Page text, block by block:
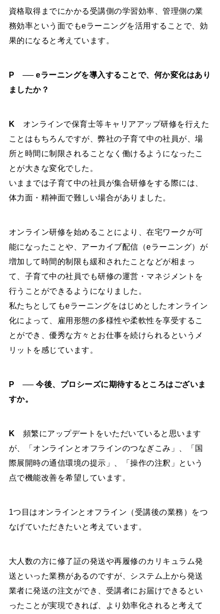
資格取得までにかかる受講側の学習効率、管理側の業
務効率という面でもeラーニングを活用することで、効
果的になると考えています。
P ── eラーニングを導入することで、何か変化はあり
ましたか？
K オンラインで保育士等キャリアアップ研修を行えた
ことはもちろんですが、弊社の子育て中の社員が、場
所と時間に制限されることなく働けるようになったこ
とが大きな変化でした。
いままでは子育て中の社員が集合研修をする際には、
体力面・精神面で難しい場合がありました。
オンライン研修を始めることにより、在宅ワークが可
能になったことや、アーカイブ配信（eラーニング）が
増加して時間的制限も緩和されたことなどが相まっ
て、子育て中の社員でも研修の運営・マネジメントを
行うことができるようになりました。
私たちとしてもeラーニングをはじめとしたオンライン
化によって、雇用形態の多様性や柔軟性を享受するこ
とができ、優秀な方々とお仕事を続けられるというメ
リットを感じています。
P ── 今後、プロシーズに期待するところはございま
すか。
K 頻繁にアップデートをいただいていると思います
が、「オンラインとオフラインのつなぎこみ」、「国
際展開時の通信環境の提示」、「操作の注釈」という
点で機能改善を希望しています。
1つ目はオンラインとオフライン（受講後の業務）をつ
なげていただきたいと考えています。
大人数の方に修了証の発送や再履修のカリキュラム発
送といった業務があるのですが、システム上から発送
業者に発送の注文ができ、受講者にお届けできるとい
ったことが実現できれば、より効率化されると考えて